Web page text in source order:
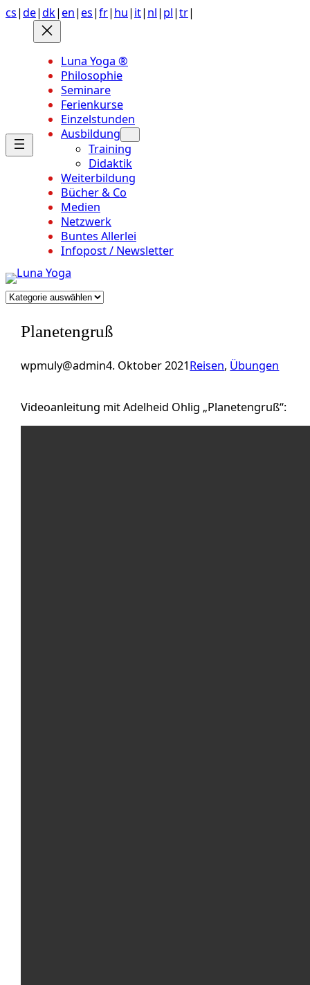
Anchor
Zum
Inhalt
springen
cs|de|dk| en| es|fr| hu| it| nl| pl|tr|
Luna Yoga ®
Philosophie
Seminare
Ferienkurse
Einzelstunden
Ausbildung
Training
Didaktik
Weiterbildung
Bücher & Co
Medien
Netzwerk
Buntes Allerlei
Infopost / Newsletter
Kategorien
Planetengruß
wpmuly@admin4. Oktober 2021Reisen, Übungen
Videoanleitung mit Adelheid Ohlig „Planetengruß“: